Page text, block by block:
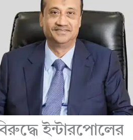
ইন্টারপোলের